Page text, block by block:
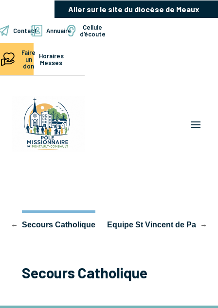
Aller sur le site du diocèse de Meaux
Contact Annuaire
Cellule
d’écoute
Faire
un
don
Horaires
Messes
Secours Catholique Equipe St Vincent de Paul
Secours Catholique